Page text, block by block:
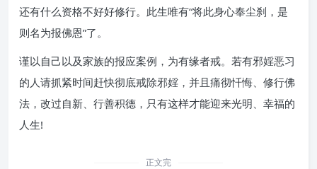
还有什么资格不好好修行。此生唯有“将此身心奉尘刹，是
则名为报佛恩”了。
谨以自己以及家族的报应案例，为有缘者戒。若有邪婬恶习
的人请抓紧时间赶快彻底戒除邪婬，并且痛彻忏悔、修行佛
法，改过自新、行善积德，只有这样才能迎来光明、幸福的
人生!
正文完